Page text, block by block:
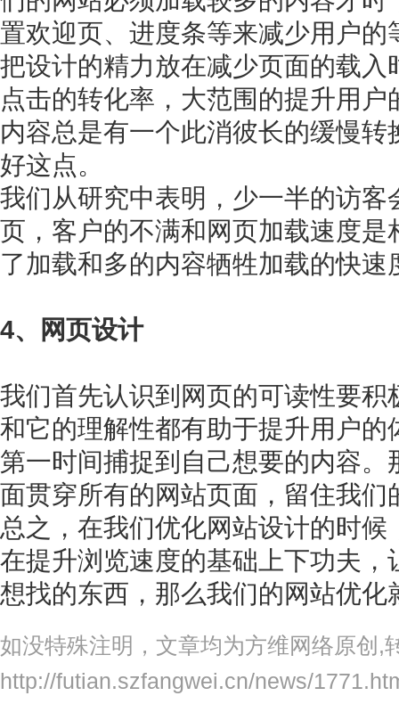
置欢迎页、进度条等来减少用户
把设计的精力放在减少页面的载
点击的转化率，大范围的提升用
内容总是有一个此消彼长的缓慢
好这点。
我们从研究中表明，少一半的访
页，客户的不满和网页加载速度
了加载和多的内容牺牲加载的快速
4、网页设计
我们首先认识到网页的可读性要
和它的理解性都有助于提升用户
第一时间捕捉到自己想要的内容
面贯穿所有的网站页面，留住我们
总之，在我们优化网站设计的时
在提升浏览速度的基础上下功夫
想找的东西，那么我们的网站优化
如没特殊注明，文章均为方维网络原创,
http://futian.szfangwei.cn/news/